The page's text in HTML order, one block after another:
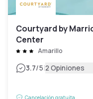
Courtyard by
Center
Amarillo
3.7/5|2 Opiniones
Cancelación gratuita